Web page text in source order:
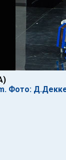
Фото: